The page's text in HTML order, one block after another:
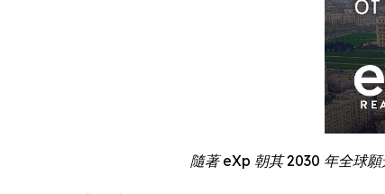
隨著 eXp 朝其 2030 年全球